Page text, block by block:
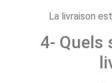
La livraison est
4- Quels